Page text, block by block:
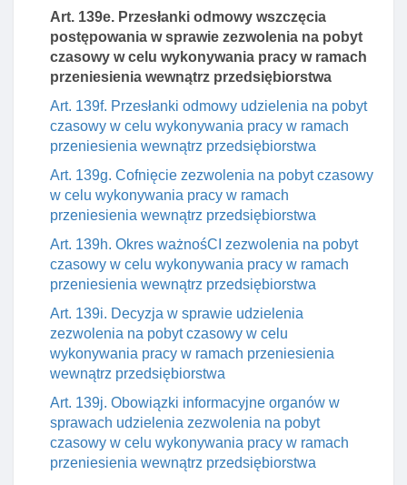
Art. 139e. Przesłanki odmowy wszczęcia
postępowania w sprawie zezwolenia na pobyt
czasowy w celu wykonywania pracy w ramach
przeniesienia wewnątrz przedsiębiorstwa
Art. 139f. Przesłanki odmowy udzielenia na pobyt
czasowy w celu wykonywania pracy w ramach
przeniesienia wewnątrz przedsiębiorstwa
Art. 139g. Cofnięcie zezwolenia na pobyt czasowy
w celu wykonywania pracy w ramach
przeniesienia wewnątrz przedsiębiorstwa
Art. 139h. Okres ważnośCI zezwolenia na pobyt
czasowy w celu wykonywania pracy w ramach
przeniesienia wewnątrz przedsiębiorstwa
Art. 139i. Decyzja w sprawie udzielenia
zezwolenia na pobyt czasowy w celu
wykonywania pracy w ramach przeniesienia
wewnątrz przedsiębiorstwa
Art. 139j. Obowiązki informacyjne organów w
sprawach udzielenia zezwolenia na pobyt
czasowy w celu wykonywania pracy w ramach
przeniesienia wewnątrz przedsiębiorstwa